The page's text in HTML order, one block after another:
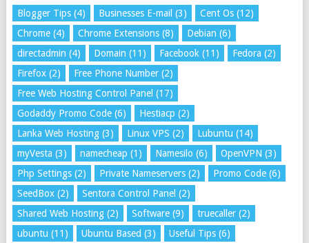
Blogger Tips(4) Businesses E-mail (3) Cent Os(12)
Chrome(4) Chrome Extensions(8) Debian (6)
directadmin (4) Domain (11) Facebook (11) Fedora (2)
Firefox(2) Free Phone Number(2)
Free Web Hosting Control Panel (17)
Godaddy Promo Code(6) Hestiacp (2)
Lanka Web Hosting(3) Linux VPS (2) Lubuntu (14)
myVesta (3) namecheap (1) Namesilo (6) OpenVPN (3)
Php Settings(2) Private Nameservers(2) Promo Code(6)
SeedBox(2) Sentora Control Panel (2)
Shared Web Hosting(2) Software(9) truecaller(2)
ubuntu (11) Ubuntu Based (3) Useful Tips(6)